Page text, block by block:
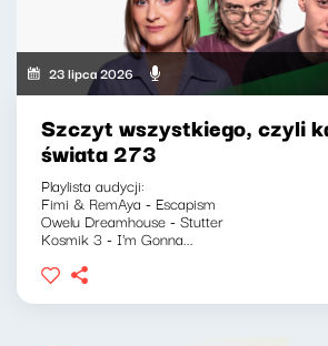
23 lipca 2026
Szczyt wszystkiego, czyli
świata 273
Playlista audycji:
Fimi & RemAya - Escapism
Owelu Dreamhouse - Stutter
Kosmik 3 - I'm Gonna...